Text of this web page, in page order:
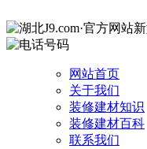
网站首页
关于我们
装修建材知识
装修建材百科
联系我们